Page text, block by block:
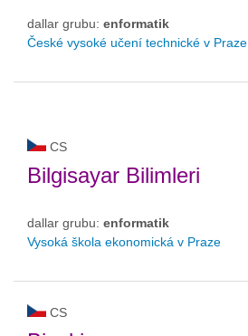
dallar grubu: enformatik
České vysoké učení technické v Praze
CS
Bilgisayar Bilimleri
dallar grubu: enformatik
Vysoká škola ekonomická v Praze
CS